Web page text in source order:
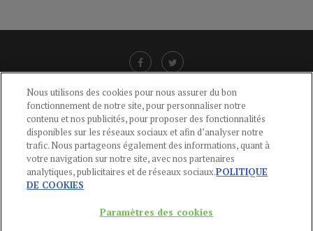
LIENS UTILES
CGU-POLITIQUE DE CONFIDENTIALITÉ -POLITIQUE DES COOKIES
MENTIONS LÉGALES -AIDE
CONTACT
Du Lundi au Vendredi, 9h-13h et 14h-17h
Nous utilisons des cookies pour nous assurer du bon
fonctionnement de notre site, pour personnaliser notre
contenu et nos publicités, pour proposer des fonctionnalités
disponibles sur les réseaux sociaux et afin d’analyser notre
trafic. Nous partageons également des informations, quant à
votre navigation sur notre site, avec nos partenaires
analytiques, publicitaires et de réseaux sociaux.POLITIQUE
DE COOKIES
Paramètres des cookies